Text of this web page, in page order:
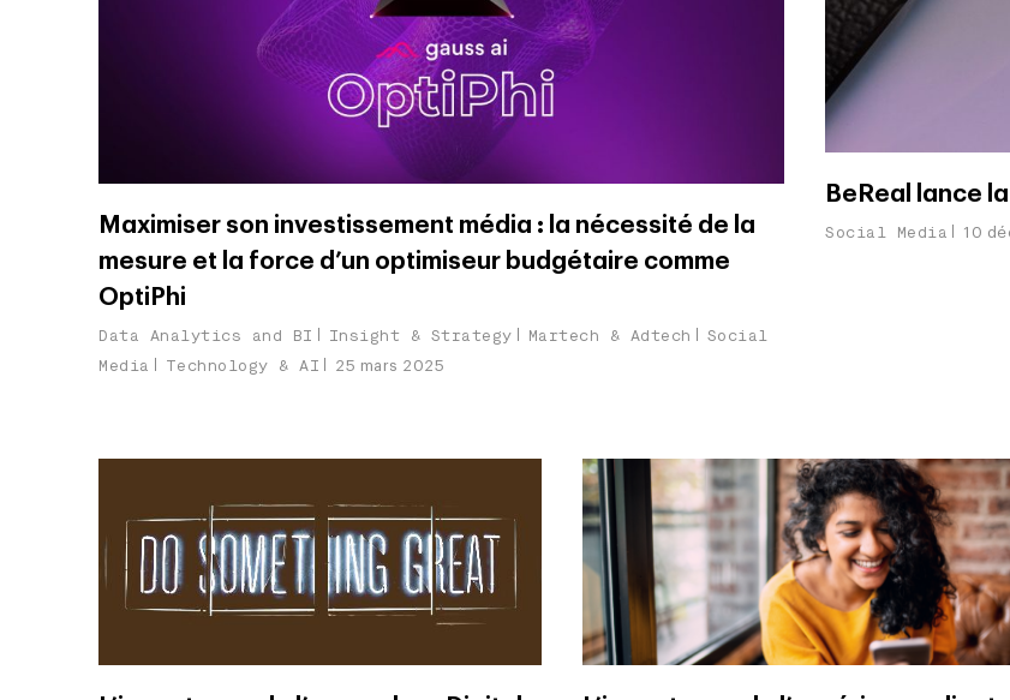
Maximiser son investissement média : la nécessité de la
mesure et la force d’un optimiseur budgétaire comme
OptiPhi
Data Analytics and BI Insight & Strategy Martech & Adtech
Social
Media
Technology & AI 25 mars 2025
BeReal lance
Social Media 10